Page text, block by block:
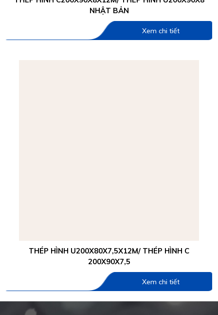
NHẬT BẢN
Xem chi tiết
THÉP HÌNH U200X80X7,5X12M/ THÉP HÌNH C
200X90X7,5
Xem chi tiết